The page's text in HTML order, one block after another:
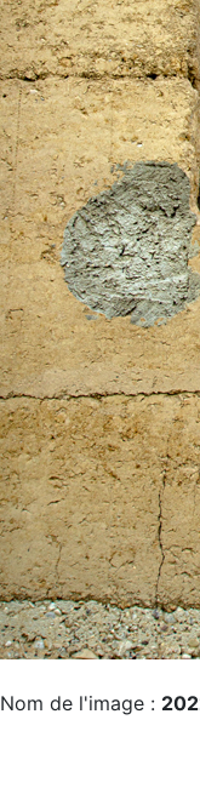
Nom de l'image :